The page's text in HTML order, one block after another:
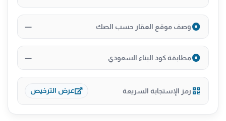
وصف موقع العقار حسب الصك —
مطابقة كود البناء السعودي —
رمز الإستجابة السريعة عرض الترخيص